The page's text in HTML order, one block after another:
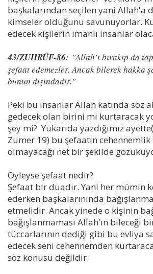
başkalarından seçilen yani Allah'a
kimseler olduğunu savunuyorlar.
edecek kişilerin imanlı insanlar
43/ZUHRÛF-86: "Allah’ı bırakıp da
şefaat edemezler. Ancak bilerek hakka
bunun dışındadır."
Peki bu insanlar Allah katında söz
gedecek olan birini mi kurtaracak
şey mi? Yukarıda yazdığımız
Zumer 19) bu şefaatin
olmayacağı net bir şekilde
Öyleyse şefaat nedir?
Şefaat bir duadır. Yani her mümin
ederken başkalarınında
etmelidir. Ancak yinede o kişinin
bağışlanmaması Allah'ın bileceği
tüccarlarının dediği gibi bu evliya
edecek seni cehennemden
söz konusu değildir.